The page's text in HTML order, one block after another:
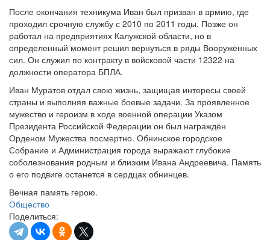
После окончания техникума Иван был призван в армию, где
проходил срочную службу с 2010 по 2011 годы. Позже он
работал на предприятиях Калужской области, но в
определенный момент решил вернуться в ряды Вооружённых
сил. Он служил по контракту в войсковой части 12322 на
должности оператора БПЛА.
Иван Муратов отдал свою жизнь, защищая интересы своей
страны и выполняя важные боевые задачи. За проявленное
мужество и героизм в ходе военной операции Указом
Президента Российской Федерации он был награждён
Орденом Мужества посмертно. Обнинское городское
Собрание и Администрация города выражают глубокие
соболезнования родным и близким Ивана Андреевича. Память
о его подвиге останется в сердцах обнинцев.
Вечная память герою.
Общество
Поделиться: